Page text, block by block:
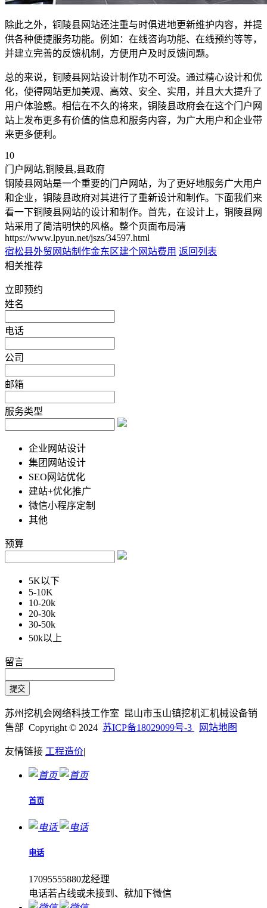
除此之外，铜陵县网站还注重与时俱进地更新维护内容，并提
供各种便捷服务功能。例如：在线咨询功能、在线预约等等，
并建立完善的反馈机制，方便用户及时反馈问题。
总的来说，铜陵县网站设计制作功不可没。通过精心设计和优
化，使得网站更加美观、高效、安全、实用，并且大大提升了
用户体验感。相信在不久的将来，铜陵县政府会在这个门户网
站上发布更多有价值的信息和服务内容，为广大用户和企业带
来更多便利。
10
门户网站,铜陵县,县政府
铜陵县网站是一个重要的门户网站，为了更好地服务广大用户
和企业，铜陵县政府对其进行了重新设计和制作。下面我们来
看一下铜陵县网站的设计和制作。首先，在设计上，铜陵县网
站采用了简洁明快的风格。整个页面布局清
https://www.lpyun.net/jszs/34597.html
宿松县外贸网站制作金东区建个网站费用 返回列表
相关推荐
立即预约
姓名
电话
公司
邮箱
服务类型
企业网站设计
集团网站设计
SEO网站优化
建站+优化推广
微信小程序定制
其他
预算
5K以下
5-10K
10-20k
20-30k
30-50k
50k以上
留言
苏州挖机会网络科技工作室 昆山市玉山镇挖机汇机械设备销
售部 Copyright © 2024 苏ICP备18029099号-3 网站地图
友情链接 工程造价|
首页
电话
17095555880龙经理
电话若占线或未接到、就加下微信